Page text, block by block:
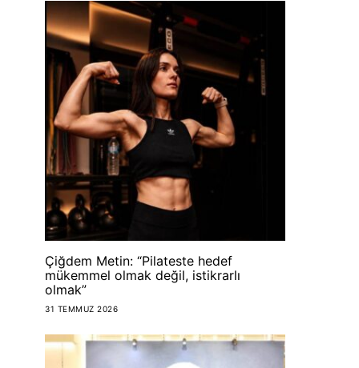
Çiğdem Metin: “Pilateste hedef
mükemmel olmak değil, istikrarlı
olmak”
31 TEMMUZ 2026